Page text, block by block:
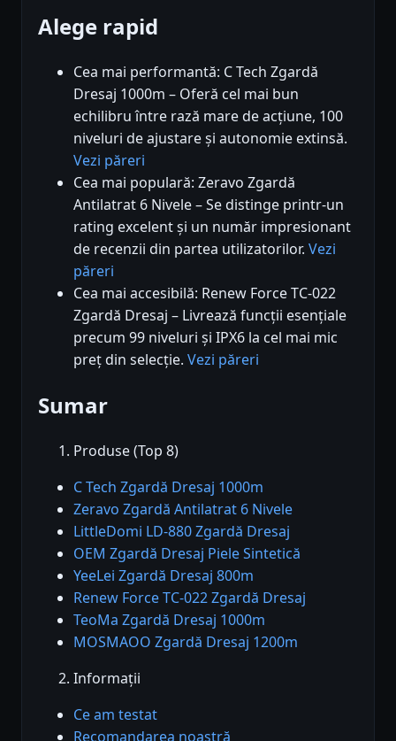
Alege rapid
Cea mai performantă: C Tech Zgardă
Dresaj 1000m – Oferă cel mai bun
echilibru între rază mare de acțiune, 100
niveluri de ajustare și autonomie extinsă.
Vezi păreri
Cea mai populară: Zeravo Zgardă
Antilatrat 6 Nivele – Se distinge printr-un
rating excelent și un număr impresionant
de recenzii din partea utilizatorilor. Vezi
păreri
Cea mai accesibilă: Renew Force TC-022
Zgardă Dresaj – Livrează funcții esențiale
precum 99 niveluri și IPX6 la cel mai mic
preț din selecție. Vezi păreri
Sumar
Produse (Top 8)
C Tech Zgardă Dresaj 1000m
Zeravo Zgardă Antilatrat 6 Nivele
LittleDomi LD-880 Zgardă Dresaj
OEM Zgardă Dresaj Piele Sintetică
YeeLei Zgardă Dresaj 800m
Renew Force TC-022 Zgardă Dresaj
TeoMa Zgardă Dresaj 1000m
MOSMAOO Zgardă Dresaj 1200m
Informații
Ce am testat
Recomandarea noastră